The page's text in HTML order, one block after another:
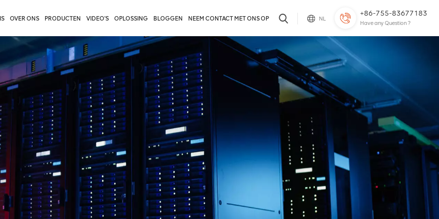
+86-755-83677183
Have any Question ?
NL
OVER ONS PRODUCTEN VIDEO'S OPLOSSING BLOGGEN NEEM CONTACT MET ONS OP